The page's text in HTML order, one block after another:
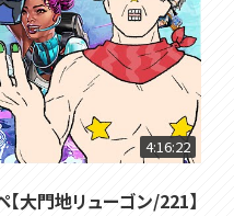
4:16:22
【大門地リューゴン/221】